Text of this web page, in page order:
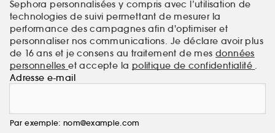
Sephora personnalisées y compris avec l’utilisation de
technologies de suivi permettant de mesurer la
performance des campagnes afin d'optimiser et
personnaliser nos communications. Je déclare avoir plus
de 16 ans et je consens au traitement de mes données
personnelleset accepte la politique de confidentialité .
Adresse e-mail
Par exemple: nom@example.com